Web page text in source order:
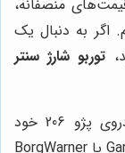
منصفانه،
اگر به دنبال یک
توربو شارژ سنتر
برای مثال، اگر به دنبال افزایش قدرت خودروی پژو 206 خود
هستید، می‌توانید از توربوشارژهای Garrett GT17 یا BorgWarner